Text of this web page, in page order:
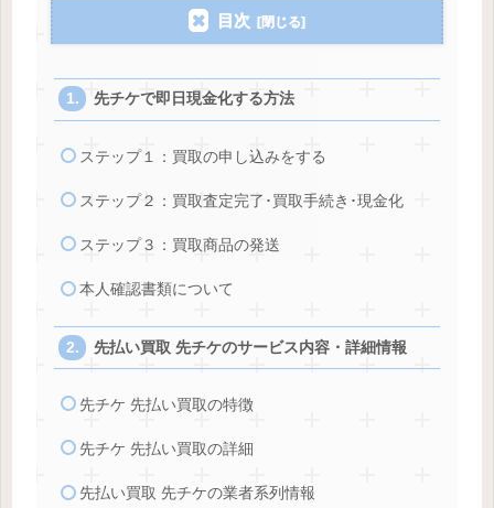
目次
先チケで即日現金化する方法
ステップ１：買取の申し込みをする
ステップ２：買取査定完了･買取手続き･現金化
ステップ３：買取商品の発送
本人確認書類について
先払い買取 先チケのサービス内容・詳細情報
先チケ 先払い買取の特徴
先チケ 先払い買取の詳細
先払い買取 先チケの業者系列情報